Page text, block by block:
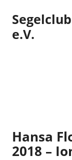
Inhalt
springen
e.V.
Hansa
2018 –